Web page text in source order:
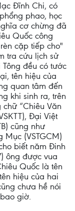
Đĩnh Chi, có
phao, học
cơ chừng đã
Quốc công
cặp tiếp cho"
tra cứu lịch sử
đều có tước
tên hiệu của
quan tâm đến
khi sinh ra, trên
“Chiêu Văn
Đại Việt
cũng như
Mục (VSTGCM)
biết năm Đinh
ông được vua
Quốc là tên
hiệu của hai
chưa hề nói
giờ.